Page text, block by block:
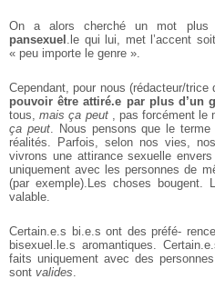
On a alors cherché un mot plus
pansexuel .le qui lui, met l’accent
« peu importe le genre ».
Cependant, pour nous (rédacteur/
pouvoir être attiré.e par plus d’un
tous,mais ça peut, pas forcément le
ça peut. Nous pensons que le terme
réalités. Parfois, selon nos vies,
vivrons une attirancesexuelle envers
uniquement avec les personnes de
(par exemple).Les choses bougent.
valable.
Certain.e.s bi.e.s ont des préfé‐
bisexuel.le.s aromantiques.
faits uniquement avec des
sont valides.